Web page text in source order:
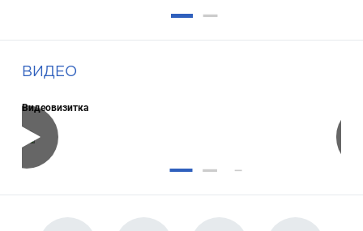
ВИДЕО
Видеовизитка